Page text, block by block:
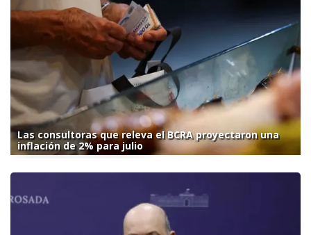
Las consultoras que releva el BCRA proyectaron una
inflación de 2% para julio